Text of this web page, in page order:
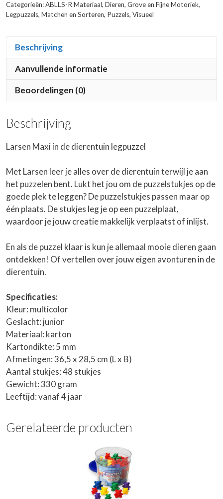
Categorieën:ABLLS-R Materiaal, Dieren, Grove en Fijne Motoriek,
Legpuzzels, Matchen en Sorteren, Puzzels, Visueel
Beschrijving
Aanvullende informatie
Beoordelingen (0)
Beschrijving
Larsen Maxi in de dierentuin legpuzzel
Met Larsen leer je alles over de dierentuin terwijl je aan
het puzzelen bent. Lukt het jou om de puzzelstukjes op de
goede plek te leggen? De puzzelstukjes passen maar op
één plaats. De stukjes leg je op een puzzelplaat,
waardoor je jouw creatie makkelijk verplaatst of inlijst.
En als de puzzel klaar is kun je allemaal mooie dieren gaan
ontdekken! Of vertellen over jouw eigen avonturen in de
dierentuin.
Specificaties:
Kleur: multicolor
Geslacht: junior
Materiaal: karton
Kartondikte: 5 mm
Afmetingen: 36,5 x 28,5 cm (L x B)
Aantal stukjes: 48 stukjes
Gewicht: 330 gram
Leeftijd: vanaf 4 jaar
Gerelateerde producten